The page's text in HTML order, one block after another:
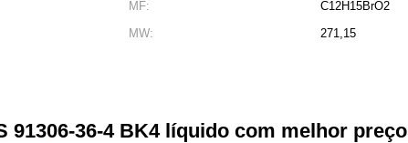
MF:
C12H15BrO2
MW: 271,15
91306-36-4 BK4 líquido com melhor preço